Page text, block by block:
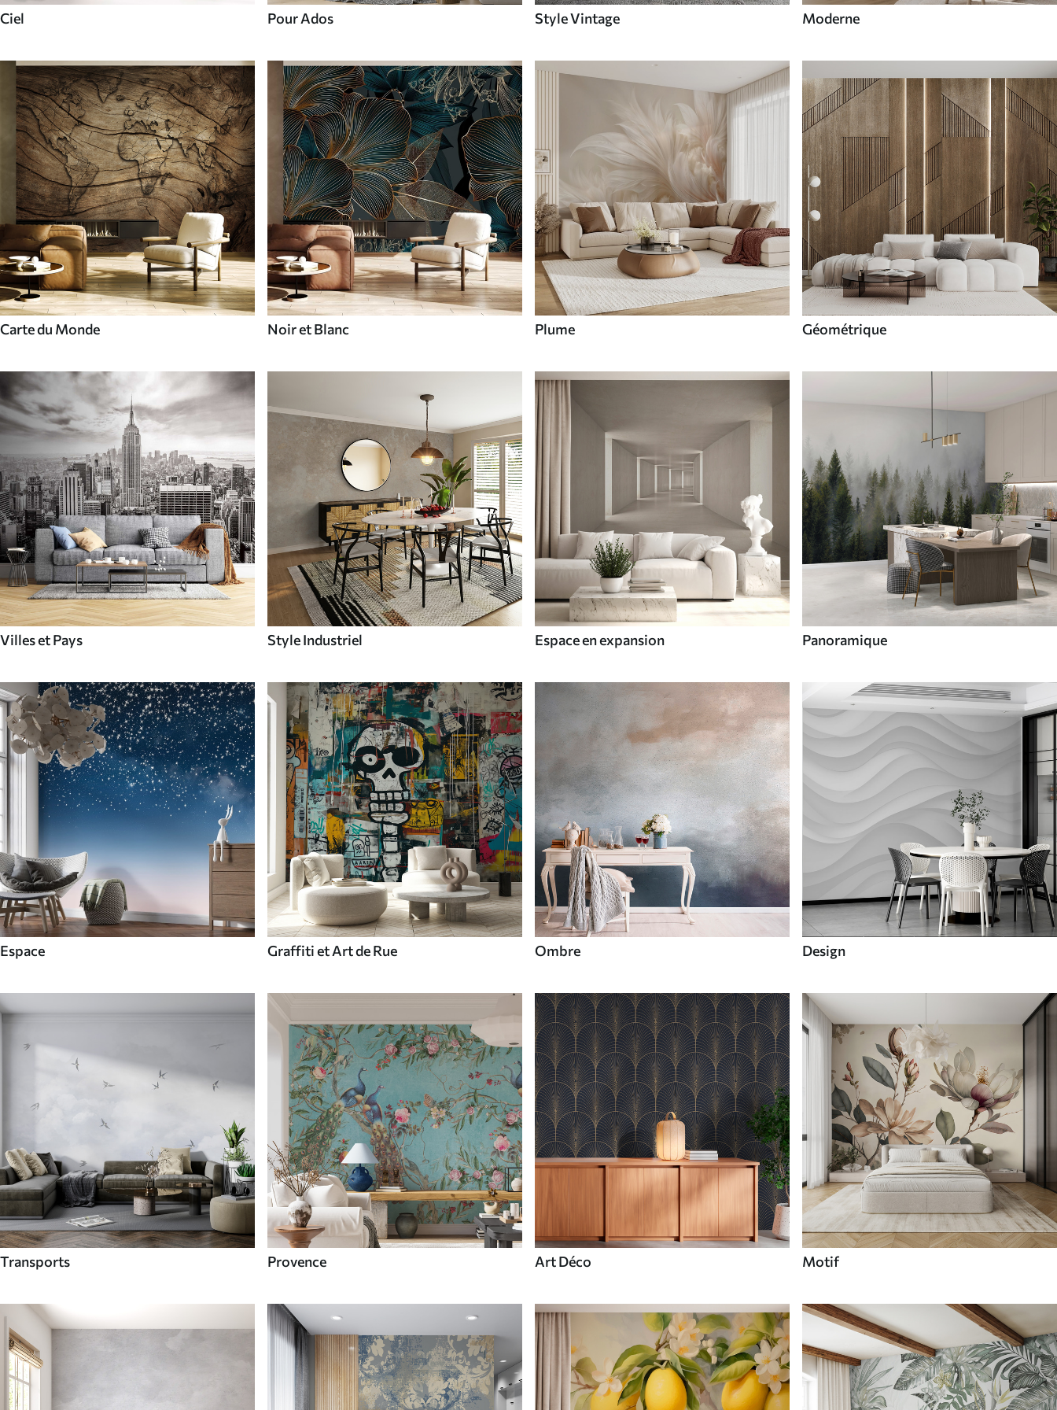
Ciel Pour Ados Style Vintage Moderne
Carte du Monde Noir et Blanc Plume Géométrique
Villes et Pays Style Industriel Espace en expansion Panoramique
Espace Graffiti et Art de Rue Ombre Design
Transports Provence Art Déco Motif